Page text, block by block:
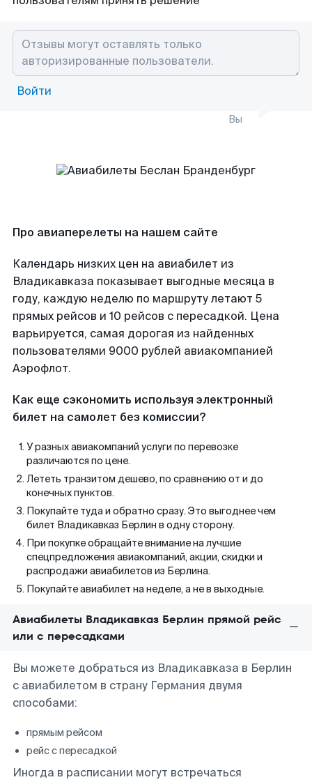
Войти
Вы
Про авиаперелеты на нашем сайте
Календарь низких цен на авиабилет из
Владикавказа показывает выгодные месяца в
году, каждую неделю по маршруту летают 5
прямых рейсов и 10 рейсов с пересадкой. Цена
варьируется, самая дорогая из найденных
пользователями 9000 рублей авиакомпанией
Аэрофлот.
Как еще сэкономить используя электронный
билет на самолет без комиссии?
У разных авиакомпаний услуги по перевозке
различаются по цене.
Лететь транзитом дешево, по сравнению от и до
конечных пунктов.
Покупайте туда и обратно сразу. Это выгоднее чем
билет Владикавказ Берлин в одну сторону.
При покупке обращайте внимание на лучшие
спецпредложения авиакомпаний, акции, скидки и
распродажи авиабилетов из Берлина.
Покупайте авиабилет на неделе, а не в выходные.
Авиабилеты Владикавказ Берлин прямой рейс
или с пересадками
Вы можете добраться из Владикавказа в Берлин
с авиабилетом в страну Германия двумя
способами:
прямым рейсом
рейс с пересадкой
Иногда в расписании могут встречаться